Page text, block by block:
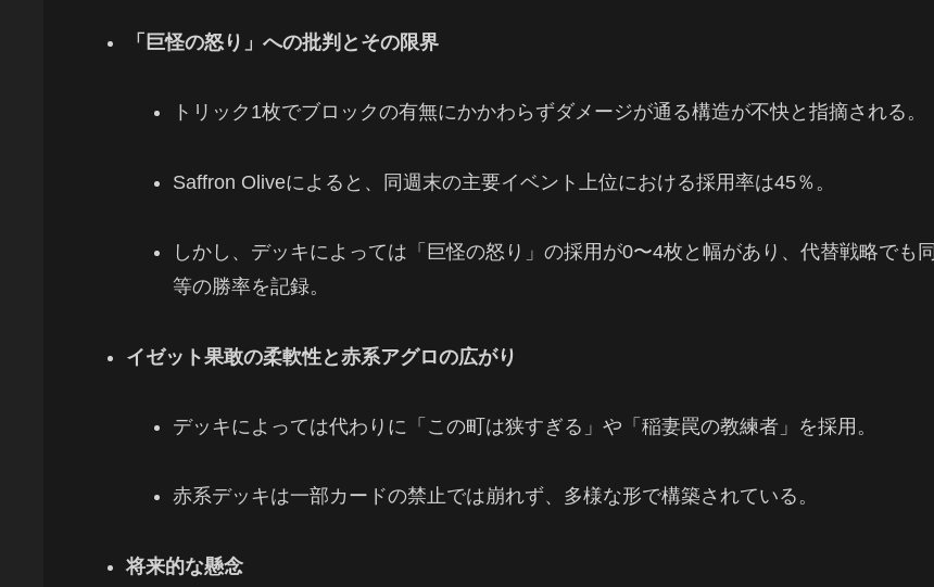
「巨怪の怒り」への批判とその限界
トリック1枚でブロックの有無にかかわらずダメージが通る構造が不快と指摘される。
Saffron Oliveによると、同週末の主要イベント上位における採用率は45％。
しかし、デッキによっては「巨怪の怒り」の採用が0〜4枚と幅があり、代替戦略でも同
等の勝率を記録。
イゼット果敢の柔軟性と赤系アグロの広がり
デッキによっては代わりに「この町は狭すぎる」や「稲妻罠の教練者」を採用。
赤系デッキは一部カードの禁止では崩れず、多様な形で構築されている。
将来的な懸念